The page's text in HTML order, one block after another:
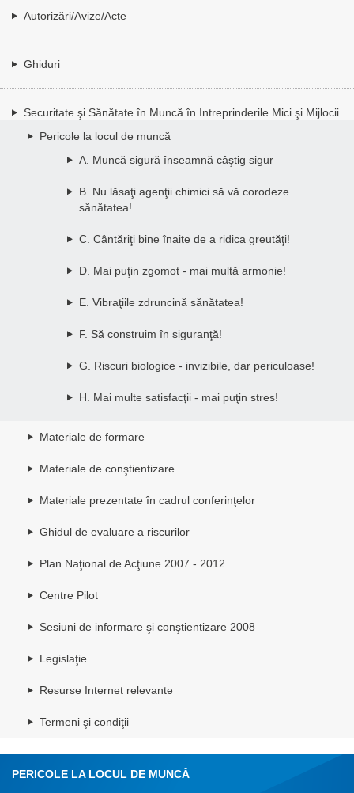
Autorizări/Avize/Acte
Ghiduri
Securitate şi Sănătate în Muncă în Intreprinderile Mici şi Mijlocii
Pericole la locul de muncă
A. Muncă sigură înseamnă câştig sigur
B. Nu lăsaţi agenţii chimici să vă corodeze
sănătatea!
C. Cântăriţi bine înaite de a ridica greutăţi!
D. Mai puţin zgomot - mai multă armonie!
E. Vibraţiile zdruncină sănătatea!
F. Să construim în siguranţă!
G. Riscuri biologice - invizibile, dar periculoase!
H. Mai multe satisfacţii - mai puţin stres!
Materiale de formare
Materiale de conştientizare
Materiale prezentate în cadrul conferinţelor
Ghidul de evaluare a riscurilor
Plan Naţional de Acţiune 2007 - 2012
Centre Pilot
Sesiuni de informare şi conştientizare 2008
Legislaţie
Resurse Internet relevante
Termeni şi condiţii
PERICOLE LA LOCUL DE MUNCĂ